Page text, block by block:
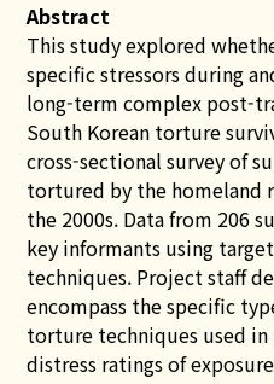
Abstract
This study explored
specific stressors during
long-termcomplex post-
South Korean torture
cross-sectional survey of
tortured by the homeland
the 2000s. Data from 206
key informants using
techniques. Project staff
encompass the specific
torture techniques used in
distress ratings of exposure